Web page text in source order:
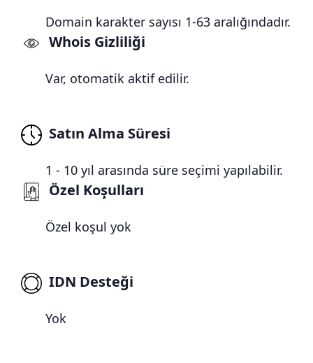
Domain karakter sayısı 1-63 aralığındadır.
Whois Gizliliği
Var, otomatik aktif edilir.
Satın Alma Süresi
1 - 10 yıl arasında süre seçimi yapılabilir.
Özel Koşulları
Özel koşul yok
IDN Desteği
Yok